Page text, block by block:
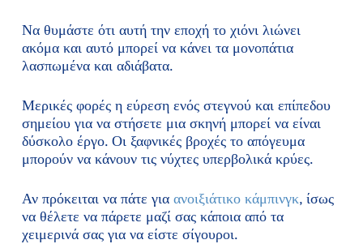
Να θυμάστε ότι αυτή την εποχή το χιόνι λιώνει
ακόμα και αυτό μπορεί να κάνει τα μονοπάτια
λασπωμένα και αδιάβατα.
Μερικές φορές η εύρεση ενός στεγνού και επίπεδου
σημείου για να στήσετε μια σκηνή μπορεί να είναι
δύσκολο έργο. Οι ξαφνικές βροχές το απόγευμα
μπορούν να κάνουν τις νύχτες υπερβολικά κρύες.
Αν πρόκειται να πάτε για ανοιξιάτικο κάμπινγκ, ίσως
να θέλετε να πάρετε μαζί σας κάποια από τα
χειμερινά σας για να είστε σίγουροι.